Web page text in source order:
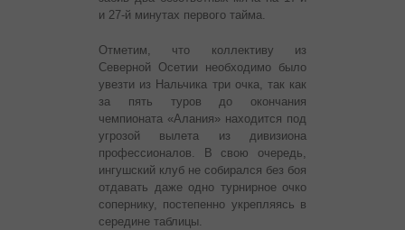
и 27-й минутах первого тайма.
Отметим, что коллективу из
Северной Осетии необходимо было
увезти из Нальчика три очка, так как
за пять туров до окончания
чемпионата «Алания» находится под
угрозой вылета из дивизиона
профессионалов. В свою очередь,
ингушский клуб не собирался без боя
отдавать даже одно турнирное очко
сопернику, постепенно укрепляясь в
середине таблицы.